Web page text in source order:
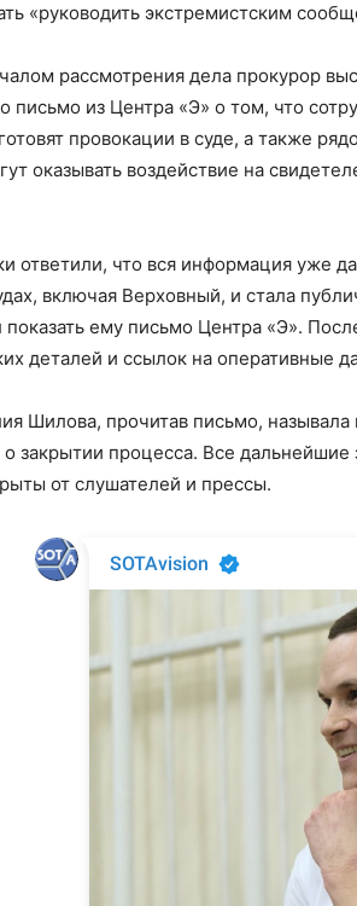
«руководить экстремистским
рассмотрения дела прокурор
письмо из Центра «Э» о том, что
провокации в суде, а также
оказывать воздействие на
ответили, что вся информация уже
включая Верховный, и стала
показать ему письмо Центра «Э».
деталей и ссылок на оперативные
Шилова, прочитав письмо,
закрытии процесса. Все дальнейшие
от слушателей и прессы.